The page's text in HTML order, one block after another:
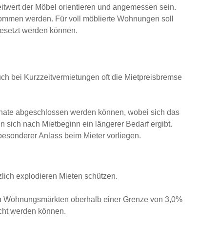
der Möbel orientieren und angemessen sein.
werden. Für voll möblierte Wohnungen soll
werden können.
bei Kurzzeitvermietungen oft die Mietpreisbremse
abgeschlossen werden können, wobei sich das
sich nach Mietbeginn ein längerer Bedarf ergibt.
Anlass beim Mieter vorliegen.
explodieren Mieten schützen.
oberhalb einer Grenze von 3,0%
werden können.